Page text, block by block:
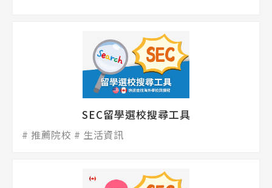
SEC留學選校搜尋工具
推薦院校 生活資訊